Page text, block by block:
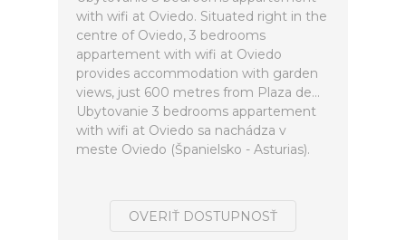
with wifi at Oviedo. Situated right in the
centre of Oviedo, 3 bedrooms
appartement with wifi at Oviedo
provides accommodation with garden
views, just 600 metres from Plaza de...
Ubytovanie 3 bedrooms appartement
with wifi at Oviedo sa nachádza v
meste Oviedo (Španielsko - Asturias).
OVERIŤ DOSTUPNOSŤ